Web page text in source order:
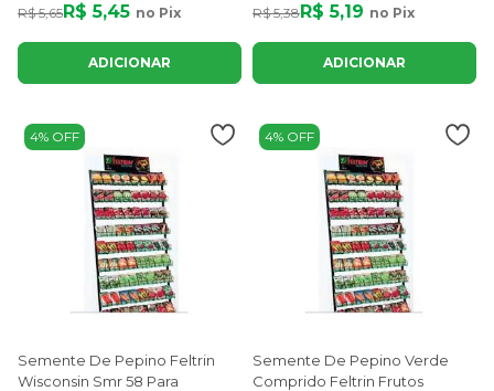
R$ 5,65R$ 5,45 no Pix
ADICIONAR
R$ 5,38R$ 5,19 no Pix
ADICIONAR
4% OFF
Semente De Pepino Feltrin
Wisconsin Smr 58 Para
4% OFF
Semente De Pepino Verde
Comprido Feltrin Frutos